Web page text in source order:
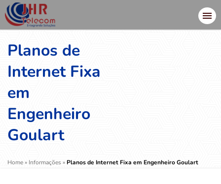
Planos de
Internet Fixa
em
Engenheiro
Goulart
Home» Informações»Planos de Internet Fixa em Engenheiro Goulart